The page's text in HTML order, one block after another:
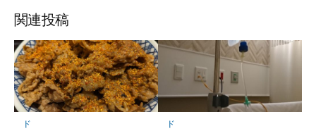
ア
マ
ー
ク
に
保
関連投稿
ド ド